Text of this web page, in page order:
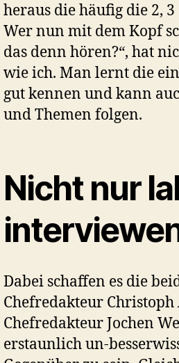
heraus die häufig die 2,
Wer nun mit dem Kopf
das denn hören?“, hat
wie ich. Man lernt die
gut kennen und kann
und Themen folgen.
Nicht nur
Dabei schaffen es die
Chefredakteur
Chefredakteur Jochen
erstaunlich un-